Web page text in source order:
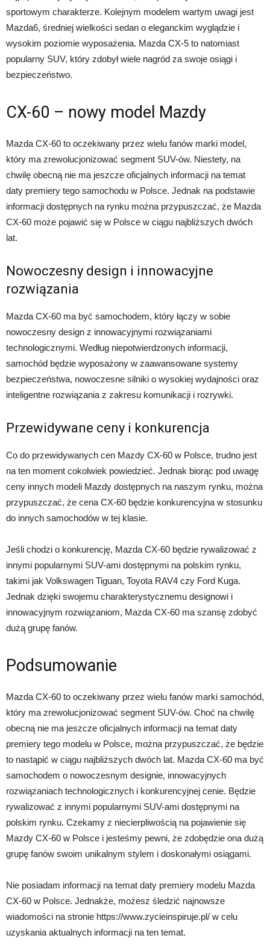
sportowym charakterze. Kolejnym modelem wartym uwagi jest
Mazda6, średniej wielkości sedan o eleganckim wyglądzie i
wysokim poziomie wyposażenia. Mazda CX-5 to natomiast
popularny SUV, który zdobył wiele nagród za swoje osiągi i
bezpieczeństwo.
CX-60 – nowy model Mazdy
Mazda CX-60 to oczekiwany przez wielu fanów marki model,
który ma zrewolucjonizować segment SUV-ów. Niestety, na
chwilę obecną nie ma jeszcze oficjalnych informacji na temat
daty premiery tego samochodu w Polsce. Jednak na podstawie
informacji dostępnych na rynku można przypuszczać, że Mazda
CX-60 może pojawić się w Polsce w ciągu najbliższych dwóch
lat.
Nowoczesny design i innowacyjne
rozwiązania
Mazda CX-60 ma być samochodem, który łączy w sobie
nowoczesny design z innowacyjnymi rozwiązaniami
technologicznymi. Według niepotwierdzonych informacji,
samochód będzie wyposażony w zaawansowane systemy
bezpieczeństwa, nowoczesne silniki o wysokiej wydajności oraz
inteligentne rozwiązania z zakresu komunikacji i rozrywki.
Przewidywane ceny i konkurencja
Co do przewidywanych cen Mazdy CX-60 w Polsce, trudno jest
na ten moment cokolwiek powiedzieć. Jednak biorąc pod uwagę
ceny innych modeli Mazdy dostępnych na naszym rynku, można
przypuszczać, że cena CX-60 będzie konkurencyjna w stosunku
do innych samochodów w tej klasie.
Jeśli chodzi o konkurencję, Mazda CX-60 będzie rywalizować z
innymi popularnymi SUV-ami dostępnymi na polskim rynku,
takimi jak Volkswagen Tiguan, Toyota RAV4 czy Ford Kuga.
Jednak dzięki swojemu charakterystycznemu designowi i
innowacyjnym rozwiązaniom, Mazda CX-60 ma szansę zdobyć
dużą grupę fanów.
Podsumowanie
Mazda CX-60 to oczekiwany przez wielu fanów marki samochód,
który ma zrewolucjonizować segment SUV-ów. Choć na chwilę
obecną nie ma jeszcze oficjalnych informacji na temat daty
premiery tego modelu w Polsce, można przypuszczać, że będzie
to nastąpić w ciągu najbliższych dwóch lat. Mazda CX-60 ma być
samochodem o nowoczesnym designie, innowacyjnych
rozwiązaniach technologicznych i konkurencyjnej cenie. Będzie
rywalizować z innymi popularnymi SUV-ami dostępnymi na
polskim rynku. Czekamy z niecierpliwością na pojawienie się
Mazdy CX-60 w Polsce i jesteśmy pewni, że zdobędzie ona dużą
grupę fanów swoim unikalnym stylem i doskonałymi osiągami.
Nie posiadam informacji na temat daty premiery modelu Mazda
CX-60 w Polsce. Jednakże, możesz śledzić najnowsze
wiadomości na stronie https://www.zycieinspiruje.pl/ w celu
uzyskania aktualnych informacji na ten temat.